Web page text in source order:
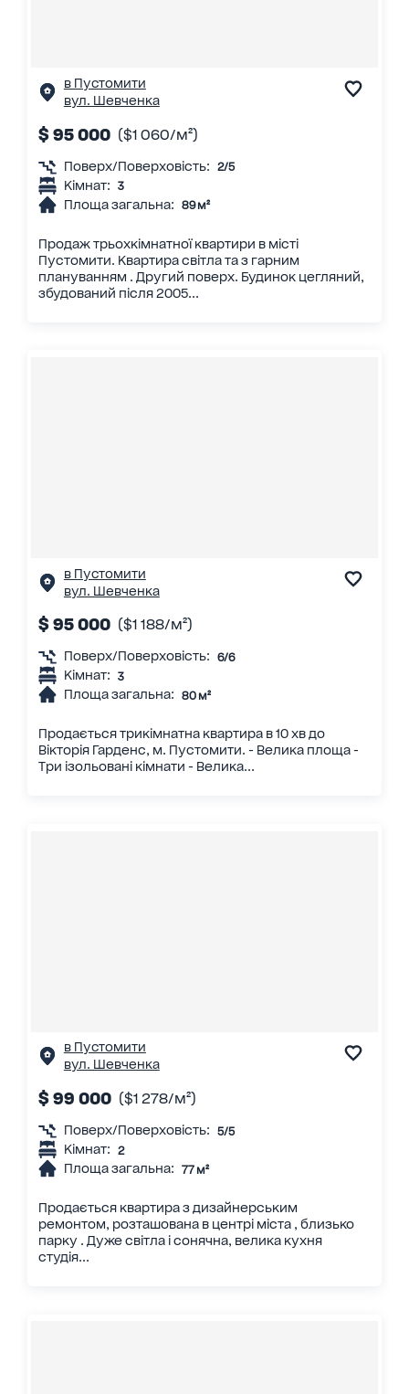
в Пустомити
вул. Шевченка
$ 95 000 ($1 060/м²)
Поверх/Поверховість: 2/5
Кімнат: 3
Площа загальна: 89 м²
Продаж трьохкімнатної квартири в місті
Пустомити. Квартира світла та з гарним
плануванням . Другий поверх. Будинок цегляний,
збудований після 2005...
в Пустомити
вул. Шевченка
$ 95 000 ($1 188/м²)
Поверх/Поверховість: 6/6
Кімнат: 3
Площа загальна: 80 м²
Продається трикімнатна квартира в 10 хв до
Вікторія Гарденс, м. Пустомити. - Велика площа -
Три ізольовані кімнати - Велика...
в Пустомити
вул. Шевченка
$ 99 000 ($1 278/м²)
Поверх/Поверховість: 5/5
Кімнат: 2
Площа загальна: 77 м²
Продається квартира з дизайнерським
ремонтом, розташована в центрі міста , близько
парку . Дуже світла і сонячна, велика кухня
студія...